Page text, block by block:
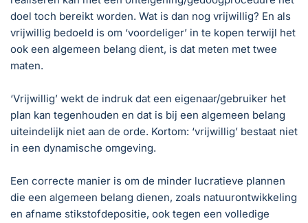
doel toch bereikt worden. Wat is dan nog vrijwillig? En als
vrijwillig bedoeld is om ‘voordeliger’ in te kopen terwijl het
ook een algemeen belang dient, is dat meten met twee
maten.
‘Vrijwillig’ wekt de indruk dat een eigenaar/gebruiker het
plan kan tegenhouden en dat is bij een algemeen belang
uiteindelijk niet aan de orde. Kortom: ‘vrijwillig’ bestaat niet
in een dynamische omgeving.
Een correcte manier is om de minder lucratieve plannen
die een algemeen belang dienen, zoals natuurontwikkeling
en afname stikstofdepositie, ook tegen een volledige